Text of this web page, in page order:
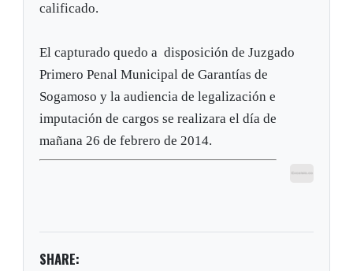
calificado.
El capturado quedo a disposición de Juzgado
Primero Penal Municipal de Garantías de
Sogamoso y la audiencia de legalización e
imputación de cargos se realizara el día de
mañana 26 de febrero de 2014.
SHARE: